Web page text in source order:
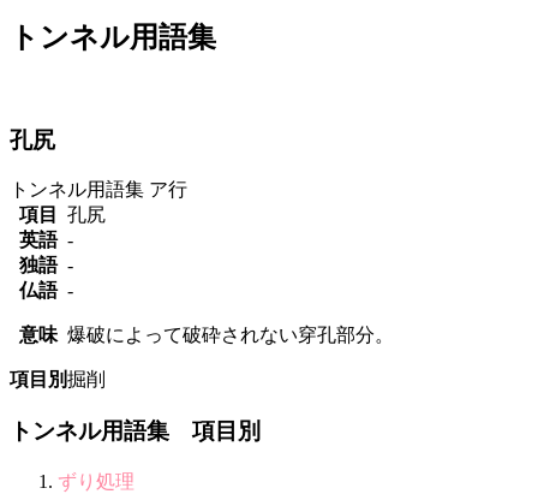
トンネル用語集
孔尻
トンネル用語集 ア行
項目
孔尻
英語 -
独語 -
仏語 -
意味 爆破によって破砕されない穿孔部分。
項目別掘削
トンネル用語集 項目別
ずり処理